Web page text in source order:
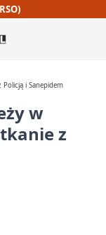
i Sanepidem
w
z